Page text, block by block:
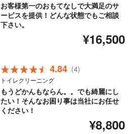
お客様第一のおもてなしで大満足のサ
ービスを提供！どんな状態でもご相談
下さい。
¥16,500
4.84 (4)
トイレクリーニング
もうどかんもならん。。でも綺麗にし
たい！そんなお困り事は当社にお任せ
ください！
¥8,800